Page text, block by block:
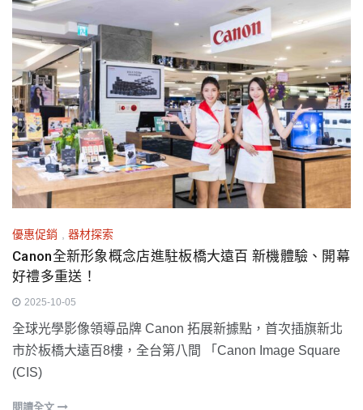
優惠促銷 器材探索
Canon全新形象概念店進駐板橋大遠百 新機體驗、開幕
好禮多重送！
2025-10-05
全球光學影像領導品牌 Canon 拓展新據點，首次插旗新北
市於板橋大遠百8樓，全台第八間 「Canon Image Square
(CIS)
閱讀全文